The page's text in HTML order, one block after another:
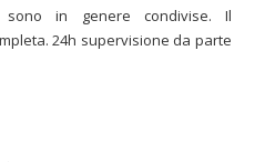
in genere condivise. Il
24h supervisione da parte